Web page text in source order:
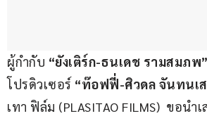
ผู้กำกับ “ยังเติร์ก-ธนเดช รามสมภพ”
โปรดิวเซอร์ “ท๊อฟฟี่-ศิวดล จันทนเ
เทา ฟิล์ม (PLASITAO FILMS)  ขอน